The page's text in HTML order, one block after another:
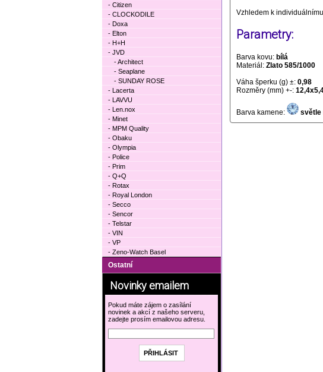
Vzhledem k
Parametry:
Barva kovu: bílá
Materiál: Zlato 585/1000
Váha šperku (g) ±: 0,98
Rozměry (mm) +-:
Barva kamene: světle
- Citizen
- CLOCKODILE
- Doxa
- Elton
- H+H
- JVD
- Architect
- Seaplane
- SUNDAY ROSE
- Lacerta
- LAVVU
- Len.nox
- Minet
- MPM Quality
- Obaku
- Olympia
- Police
- Prim
- Q+Q
- Rotax
- Royal London
- Secco
- Sencor
- Telstar
- VIN
- VP
- Zeno-Watch Basel
Ostatní
Novinky emailem
Pokud máte zájem o zasílání
novinek a akcí z našeho serveru,
zadejte prosím emailovou adresu.